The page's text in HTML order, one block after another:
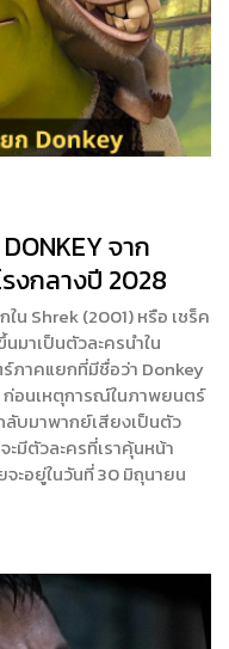
จาก
งกลางปี 2028
น Shrek (2001) หรือ เชร็ค
มาเป็นตัวละครนำใน
ภาคแยกที่มีชื่อว่า Donkey
ก่อนเหตุการณ์ในภาพยนตร์
ลับมาพากย์เสียงเป็นตัว
มีตัวละครที่เราคุ้นหน้า
ะอยู่ในวันที่ 30 มิถุนายน